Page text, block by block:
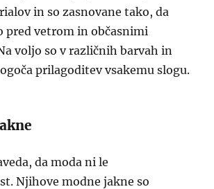
in so zasnovane tako, da
pred vetrom in občasnimi
voljo so v različnih barvah in
prilagoditev vsakemu slogu.
da moda ni le
Njihove modne jakne so